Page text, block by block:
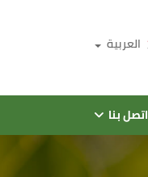
العربية
اتصل بنا